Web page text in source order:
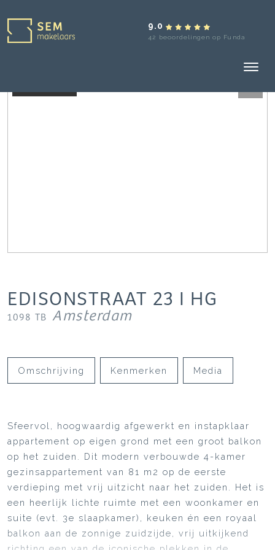
9.0
42 beoordelingen op Funda
EDISONSTRAAT 23 I HG
1098 TB Amsterdam
Omschrijving Kenmerken Media
Sfeervol, hoogwaardig afgewerkt en instapklaar
appartement op eigen grond met een groot balkon
op het zuiden. Dit modern verbouwde 4-kamer
gezinsappartement van 81 m2 op de eerste
verdieping met vrij uitzicht naar het zuiden. Het is
een heerlijk lichte ruimte met een woonkamer en
suite (evt. 3e slaapkamer), keuken én een royaal
balkon aan de zonnige zuidzijde, vrij uitkijkend